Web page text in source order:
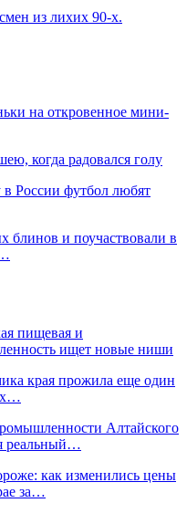
из лихих 90-х.
на откровенное мини-
когда радовался голу
в России футбол любят
блинов и поучаствовали в
пищевая и
ищет новые ниши
края прожила еще один
Алтайского
реальный…
как изменились цены
за…